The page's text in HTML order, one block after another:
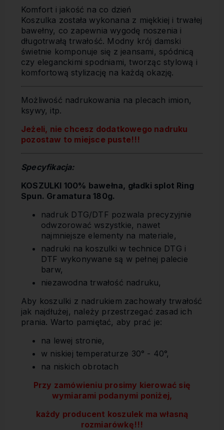
Komfort i jakość na co dzień
Koszulka została wykonana z miękkiej i trwałej
bawełny, co zapewnia wygodę noszenia i
długotrwałą trwałość. Modny krój damski
świetnie komponuje się z jeansami, spódnicą
czy eleganckimi spodniami, tworząc stylową i
komfortową stylizację na każdą okazję.
Możliwość nadrukowania na plecach imion,
ksywy, itp.
Jeżeli, nie chcesz dodatkowego nadruku
pozostaw to miejsce puste!!!
Specyfikacja:
KOSZULKI 100% bawełna, gładki splot Ring
Spun. Gramatura 180g.
nadruk DTG/DTF pozwala precyzyjnie
odwzorować wszystkie, nawet
najmniejsze elementy na materiale,
nadruki na koszulki w technice DTG i
DTF wykonywane są w pełnej palecie
barw,
niezawodna trwałość nadruku,
Aby koszulki z nadrukiem zachowały trwałość
jak najdłużej, należy przestrzegać zasad ich
prania. Warto pamiętać, aby prać je:
na lewej stronie,
w niskiej temperaturze 30° - 40°,
na niskich obrotach
Przy zamówieniu prosimy kierować się
wymiarami podanymi poniżej,
każdy producent koszulek ma własną
rozmiarówkę!!!